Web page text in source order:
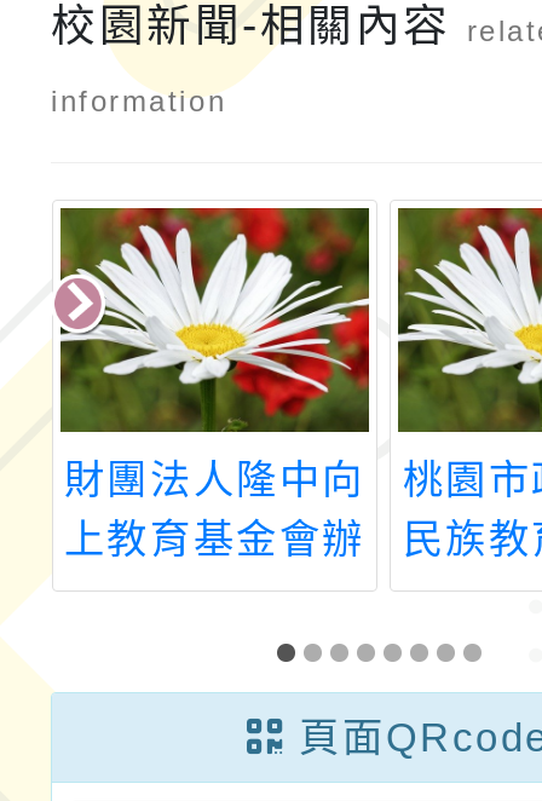
校園新聞-相關內容
information
財團法人隆中向
上教育基金會辦
理「從思辨到行
動：2025怪咖
教育力論壇」
桃園
民族
心辦
年度
教師
頁面